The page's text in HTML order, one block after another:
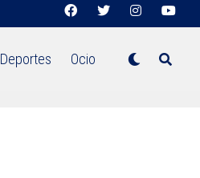
Deportes Ocio